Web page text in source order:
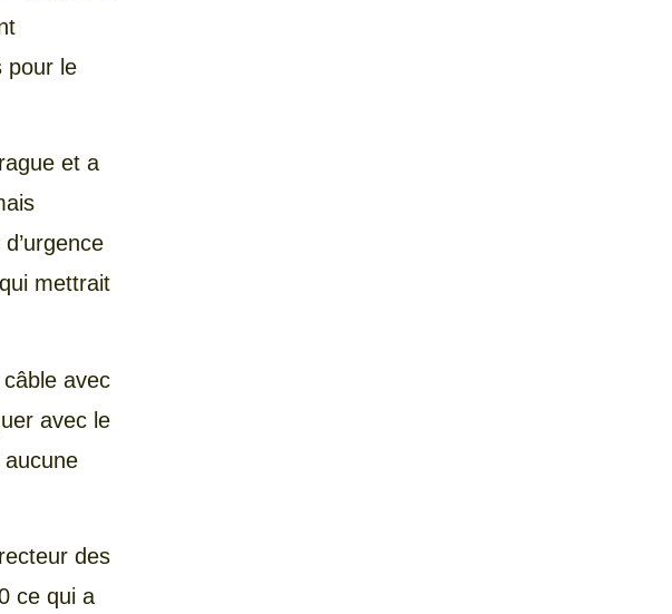
pour le
et a
mettrait
avec
avec le
aucune
des
ce qui a